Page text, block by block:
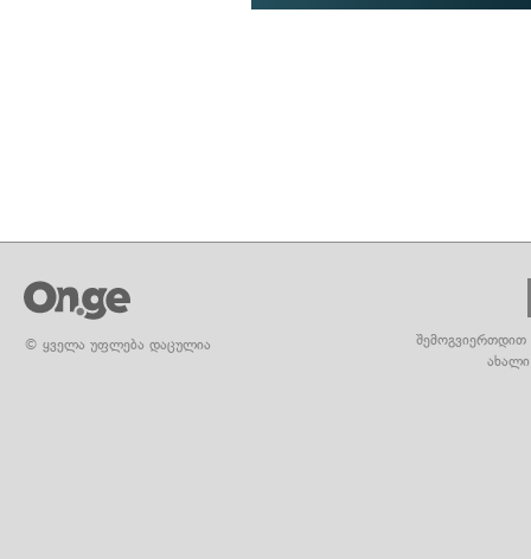
© ყველა უფლება დაცულია
შემოგვიერთდით
ახალი